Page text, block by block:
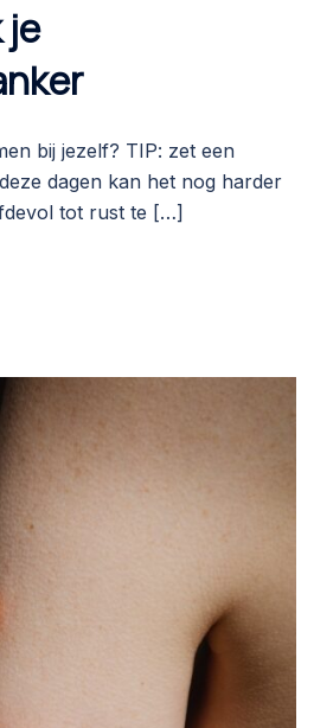
je
bij jezelf? TIP: zet een
dagen kan het nog harder
tot rust te […]